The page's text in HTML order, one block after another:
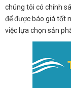
chúng tôi có chính
để được báo giá tốt
việc lựa chọn sản